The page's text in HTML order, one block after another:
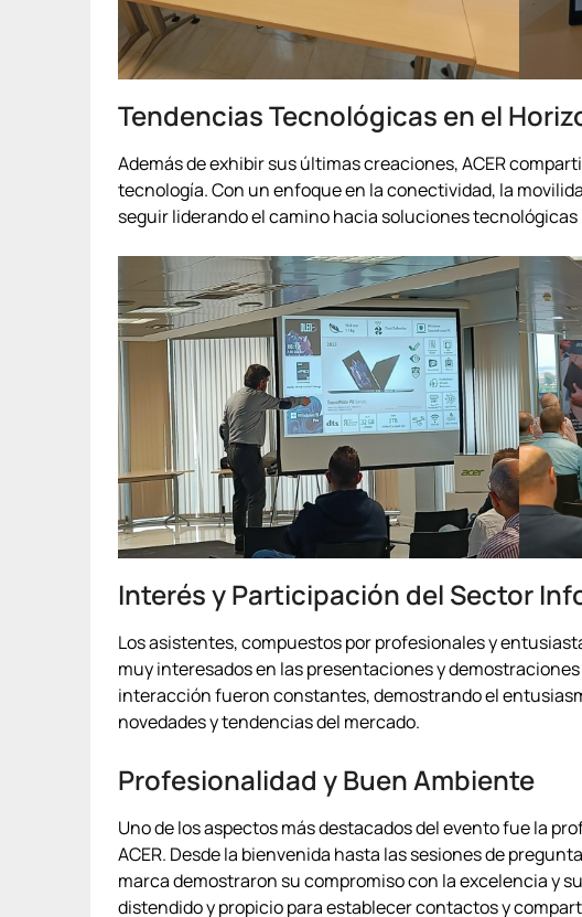
Tendencias Tecnológicas en el
Además de exhibir sus últimas creaciones, ACER
tecnología. Con un enfoque en la conectividad, la
seguir liderando el camino hacia soluciones
Interés y Participación del Sector
Los asistentes, compuestos por profesionales y
muy interesados en las presentaciones y
interacción fueron constantes, demostrando el
novedades y tendencias del mercado.
Profesionalidad y Buen Ambiente
Uno de los aspectos más destacados del evento fue la
ACER. Desde la bienvenida hasta las sesiones de
marca demostraron su compromiso con la excelencia y
distendido y propicio para establecer contactos y